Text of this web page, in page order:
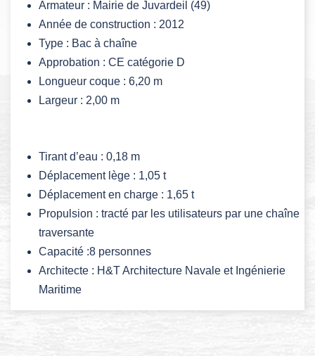
Armateur : Mairie de Juvardeil (49)
Année de construction : 2012
Type : Bac à chaîne
Approbation : CE catégorie D
Longueur coque : 6,20 m
Largeur : 2,00 m
Tirant d’eau : 0,18 m
Déplacement lège : 1,05 t
Déplacement en charge : 1,65 t
Propulsion : tracté par les utilisateurs par une chaîne
traversante
Capacité :8 personnes
Architecte : H&T Architecture Navale et Ingénierie
Maritime